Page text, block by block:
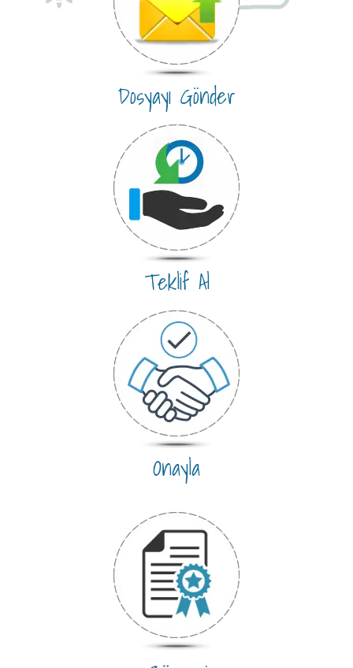
Dosyayı Gönder
Teklif Al
Onayla